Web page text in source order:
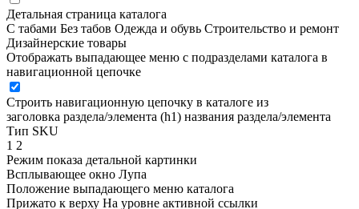
Детальная страница каталога
С табами Без табов Одежда и обувь Строительство и ремонт
Дизайнерские товары
Отображать выпадающее меню с подразделами каталога в
навигационной цепочке
Строить навигационную цепочку в каталоге из
заголовка раздела/элемента (h1) названия раздела/элемента
Тип SKU
1 2
Режим показа детальной картинки
Всплывающее окно Лупа
Положение выпадающего меню каталога
Прижато к верху На уровне активной ссылки